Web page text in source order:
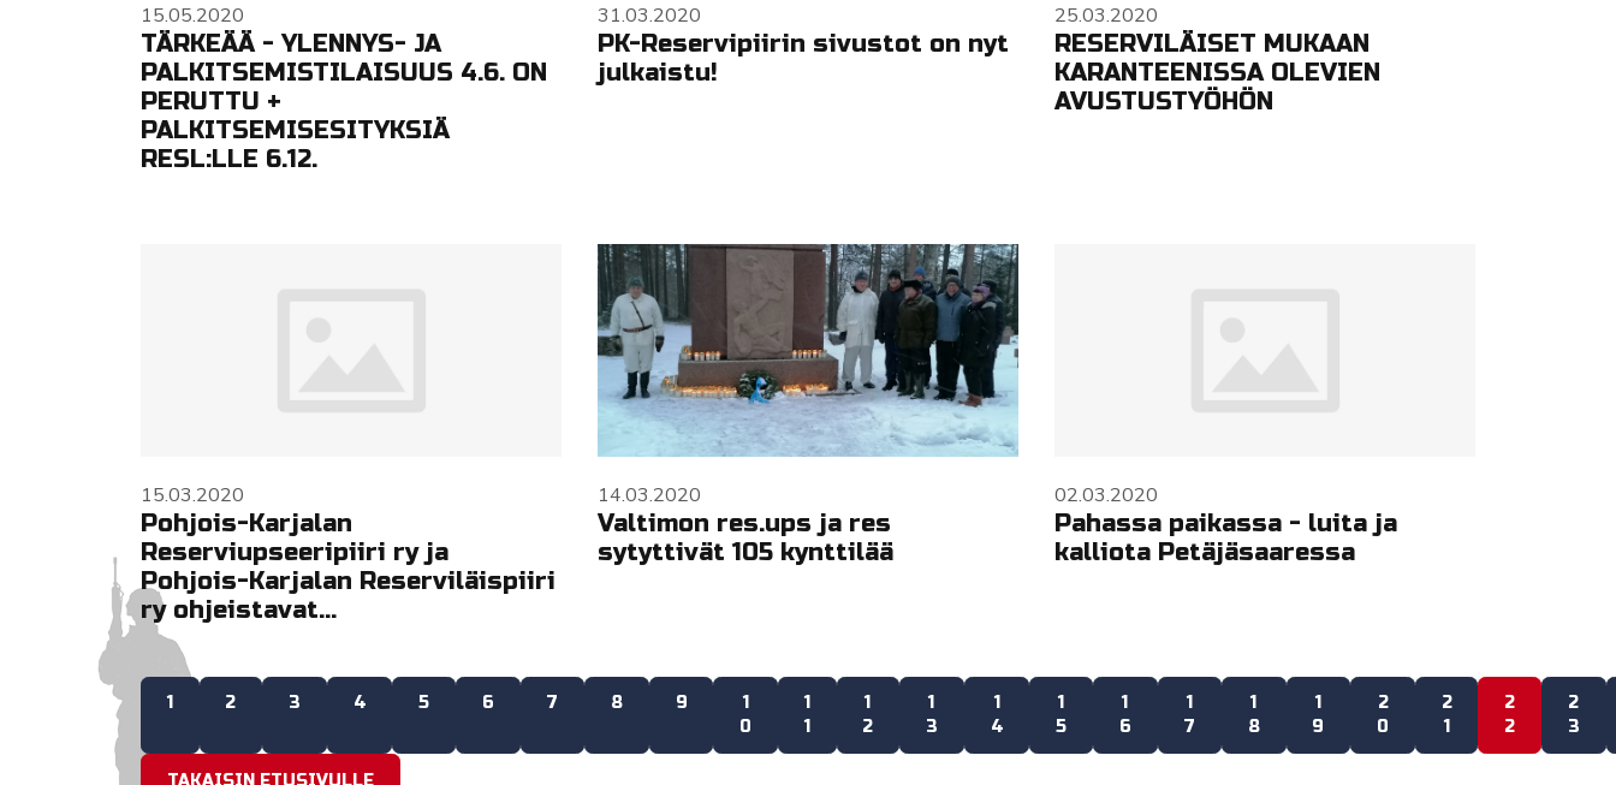
15.05.2020
TÄRKEÄÄ - YLENNYS- JA
PALKITSEMISTILAISUUS 4.6. ON
PERUTTU +
PALKITSEMISESITYKSIÄ
RESL:LLE 6.12.
31.03.2020
PK-Reservipiirin sivustot on nyt
julkaistu!
25.03.2020
RESERVILÄISET MUKAAN
KARANTEENISSA OLEVIEN
AVUSTUSTYÖHÖN
15.03.2020
Pohjois-Karjalan
Reserviupseeripiiri ry ja
Pohjois-Karjalan Reserviläispiiri
ry ohjeistavat...
14.03.2020
Valtimon res.ups ja res
sytyttivät 105 kynttilää
02.03.2020
Pahassa paikassa - luita ja
kalliota Petäjäsaaressa
1 2 3 4 5 6 7 8 9
1
0
1
1
1
2
1
3
1
4
1
5
1
6
1
7
1
8
1
9
2
0
2
1
2
2
2
3
TAKAISIN ETUSIVULLE